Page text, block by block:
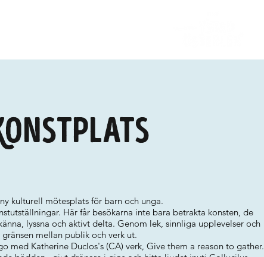
kulturell mötesplats för barn och unga.
Här får besökarna inte bara betrakta konsten, de
lyssna och aktivt delta. Genom lek, sinnliga upplevelser och
mellan publik och verk ut.
med Katherine Duclos's (CA) verk, Give them a reason to gather.